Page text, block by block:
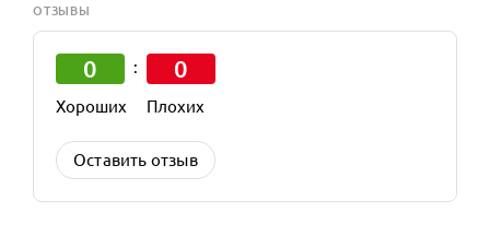
ОТЗЫВЫ
0
Хороших
: 0
Плохих
Оставить отзыв